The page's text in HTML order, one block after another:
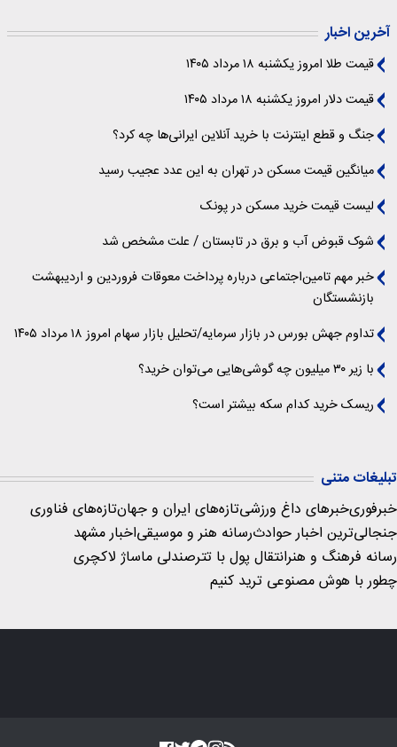
آخرین اخبار
قیمت طلا امروز یکشنبه ۱۸ مرداد ۱۴۰۵
قیمت دلار امروز یکشنبه ۱۸ مرداد ۱۴۰۵
جنگ و قطع اینترنت با خرید آنلاین ایرانی‌ها چه کرد؟
میانگین قیمت مسکن در تهران به این عدد عجیب رسید
لیست قیمت خرید مسکن در پونک
شوک قبوض آب و برق در تابستان / علت مشخص شد
خبر مهم تامین‌اجتماعی درباره پرداخت معوقات فروردین و اردیبهشت
بازنشستگان
تداوم جهش بورس در بازار سرمایه/تحلیل بازار سهام امروز ۱۸ مرداد ۱۴۰۵
با زیر ۳۰ میلیون چه گوشی‌هایی می‌توان خرید؟
ریسک خرید کدام سکه بیشتر است؟
تبلیغات متنی
خبرفوریخبرهای داغ ورزشیتازه‌های ایران و جهانتازه‌های فناوری
جنجالی‌ترین اخبار حوادثرسانه هنر و موسیقیاخبار مشهد
رسانه فرهنگ و هنرانتقال پول با تترصندلی ماساژ لاکچری
چطور با هوش مصنوعی ترید کنیم